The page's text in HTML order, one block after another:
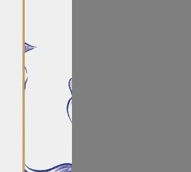
、糖化酵